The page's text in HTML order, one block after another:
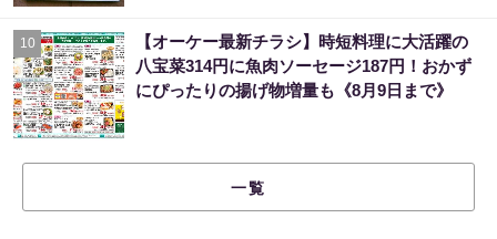
10
【オーケー最新チラシ】時短料理に大活躍の
八宝菜314円に魚肉ソーセージ187円！おかず
にぴったりの揚げ物増量も《8月9日まで》
一覧